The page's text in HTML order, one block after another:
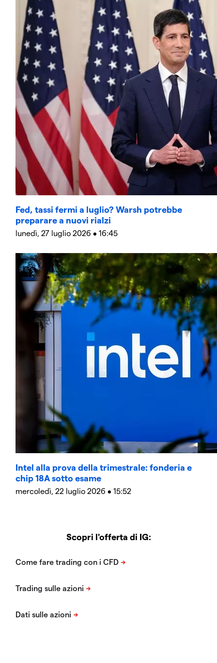
Fed, tassi fermi a luglio? Warsh potrebbe
preparare a nuovi rialzi
lunedì, 27 luglio 2026 • 16:45
Intel alla prova della trimestrale: fonderia e
chip 18A sotto esame
mercoledì, 22 luglio 2026 • 15:52
Scopri l'offerta di IG: